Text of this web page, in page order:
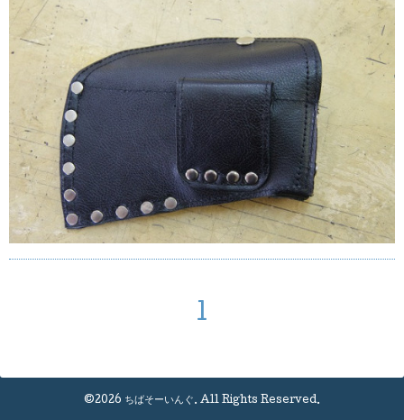
1
©2026 ちばそーいんぐ. All Rights Reserved.